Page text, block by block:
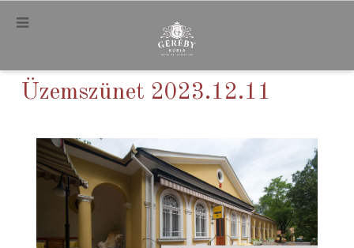
.
Üzemszünet 2023.12.11